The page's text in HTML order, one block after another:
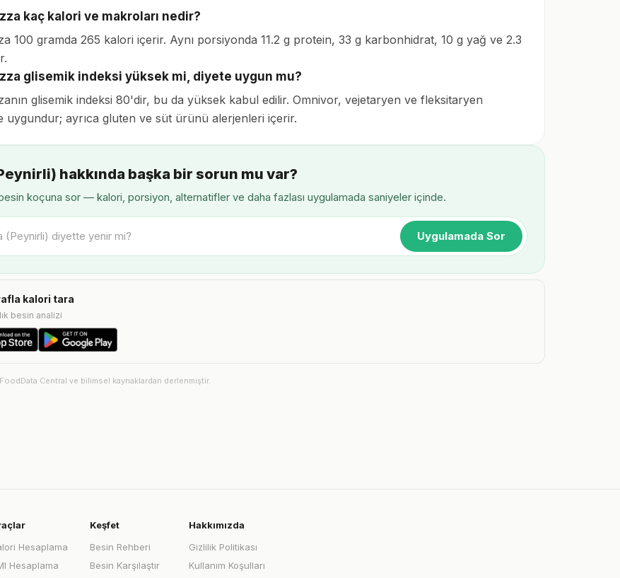
kaç kalori ve makroları nedir?
100 gramda 265 kalori içerir. Aynı porsiyonda 11.2 g protein, 33 g karbonhidrat, 10 g yağ ve 2.3
glisemik indeksi yüksek mi, diyete uygun mu?
glisemik indeksi 80'dir, bu da yüksek kabul edilir. Omnivor, vejetaryen ve fleksitaryen
uygundur; ayrıca gluten ve süt ürünü alerjenleri içerir.
hakkında başka bir sorun mu var?
koçuna sor — kalori, porsiyon, alternatifler ve daha fazlası uygulamada saniyeler içinde.
Uygulamada Sor
kalori tara
besin analizi
Central ve bilimsel kaynaklardan derlenmiştir.
Hesaplama
Hesaplama
Keşfet
Besin Rehberi
Besin Karşılaştır
Hakkımızda
Gizlilik Politikası
Kullanım Koşulları